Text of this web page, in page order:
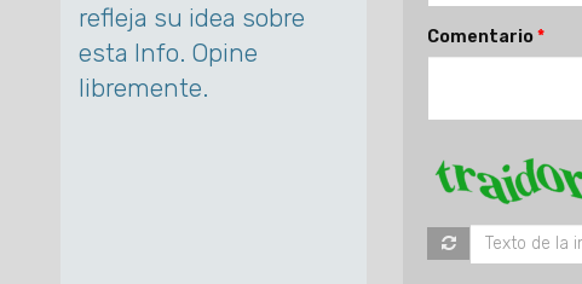
refleja su idea sobre
esta Info. Opine
libremente.
Comentario